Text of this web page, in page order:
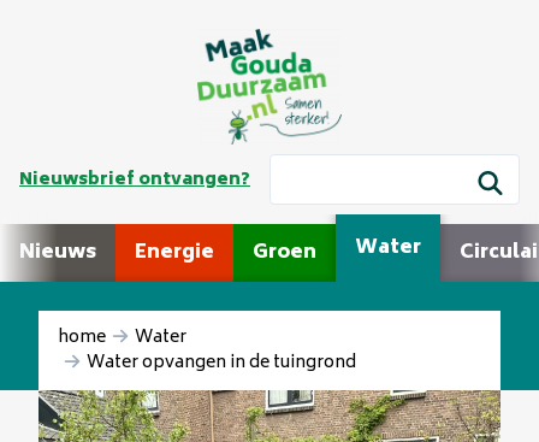
Nieuwsbrief ontvangen?
Nieuws Energie Groen Water
home
Water
Water opvangen in de tuingrond